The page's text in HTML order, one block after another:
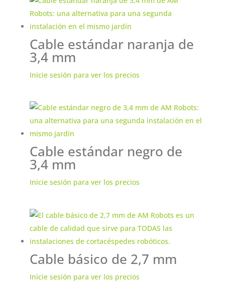
Cable estándar naranja de
3,4 mm
Inicie sesión para ver los precios
Cable estándar negro de
3,4 mm
Inicie sesión para ver los precios
Cable básico de 2,7 mm
Inicie sesión para ver los precios